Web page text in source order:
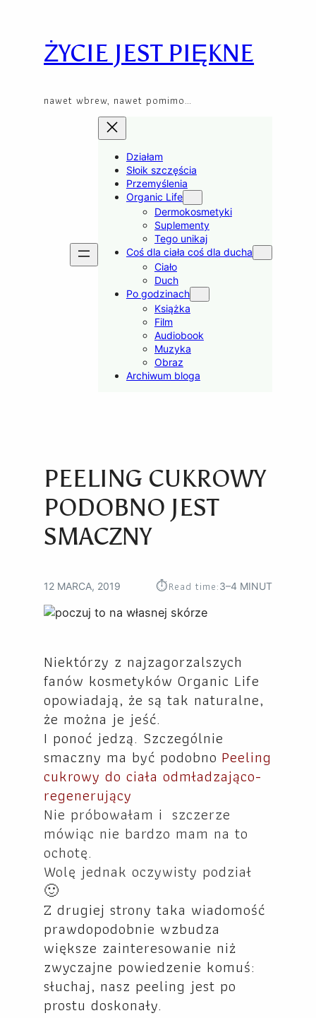
contentŻYCIE JEST PIĘKNE
nawet wbrew, nawet pomimo…
Działam
Słoik szczęścia
Przemyślenia
Organic Life
Dermokosmetyki
Suplementy
Tego unikaj
Coś dla ciała coś dla ducha
Ciało
Duch
Po godzinach
Książka
Film
Audiobook
Muzyka
Obraz
Archiwum bloga
PEELING CUKROWY
PODOBNO JEST
SMACZNY
12 MARCA, 2019 ⏱︎Read time:3–4 MINUT
Niektórzy z najzagorzalszych
fanów kosmetyków Organic Life
opowiadają, że są tak naturalne,
że można je jeść.
I ponoć jedzą. Szczególnie
smaczny ma być podobno Peeling
cukrowy do ciała odmładzająco-
regenerujący
Nie próbowałam i szczerze
mówiąc nie bardzo mam na to
ochotę.
Wolę jednak oczywisty podział
🙂
Z drugiej strony taka wiadomość
prawdopodobnie wzbudza
większe zainteresowanie niż
zwyczajne powiedzenie komuś:
słuchaj, nasz peeling jest po
prostu doskonały.